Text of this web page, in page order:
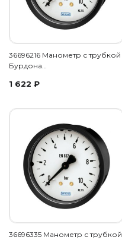
36696216 Манометр с трубкой
Бурдона…
1 622 ₽
36696335 Манометр с трубкой